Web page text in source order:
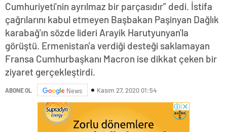
Cumhuriyeti'nin ayrılmaz bir parçasıdır” dedi. İstifa
çağrılarını kabul etmeyen Başbakan Paşinyan Dağlık
karabağ'ın sözde lideri Arayik Harutyunyan'la
görüştü. Ermenistan'a verdiği desteği saklamayan
Fransa Cumhurbaşkanı Macron ise dikkat çeken bir
ziyaret gerçekleştirdi.
ABONE OL News Kasım 27, 2020 01:54